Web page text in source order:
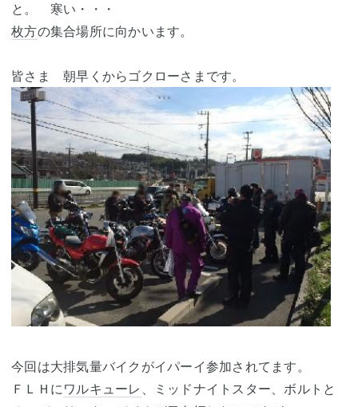
と。 寒い・・・
枚方の集合場所に向かいます。
皆さま 朝早くからゴクローさまです。
今回は大排気量バイクがイパーイ参加されてます。
ＦＬＨにワルキューレ 、ミッドナイトスター、ボルトと